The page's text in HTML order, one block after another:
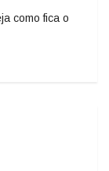
como fica o